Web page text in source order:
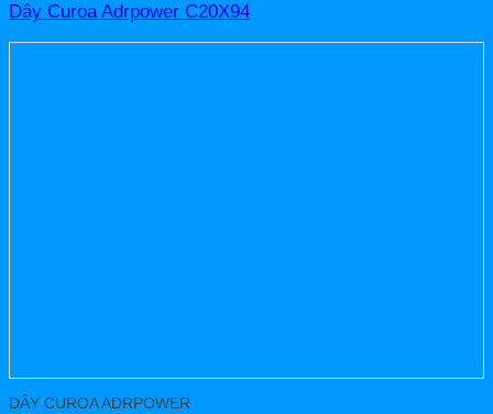
Dây Curoa Adrpower C20X94
DÂY CUROA ADRPOWER